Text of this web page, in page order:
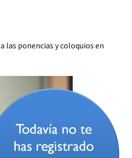
las ponencias y coloquios en